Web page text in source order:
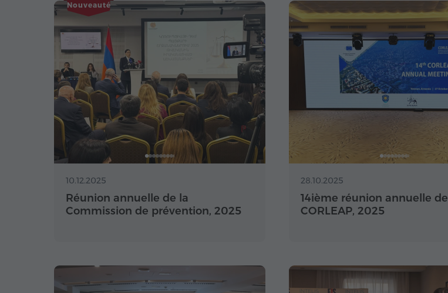
Nouveauté
10.12.2025
Réunion annuelle de la
Commission de prévention, 2025
28.10.2025
14ième réunion annuelle de
CORLEAP, 2025